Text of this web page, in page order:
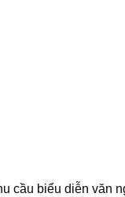
cầu biểu diễn văn